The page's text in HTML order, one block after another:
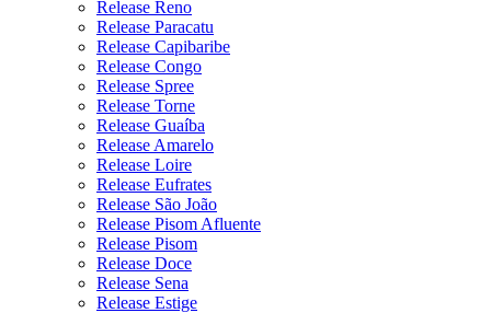
Release Reno
Release Paracatu
Release Capibaribe
Release Congo
Release Spree
Release Torne
Release Guaíba
Release Amarelo
Release Loire
Release Eufrates
Release São João
Release Pisom Afluente
Release Pisom
Release Doce
Release Sena
Release Estige